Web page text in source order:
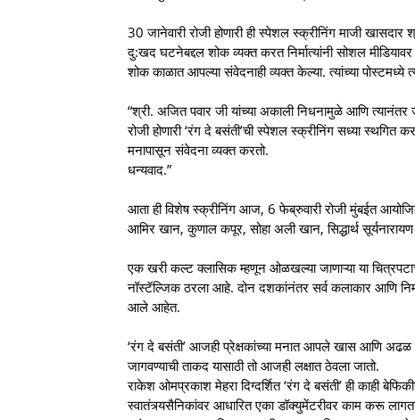
30 जानेवारी रोजी होणारी ही स्पेशल स्क्रीनिंग माजी
दु:खद घटनेबद्दल शोक व्यक्त करत निर्मात्यांनी सोशल
शोक काळात आपल्या संवेदनाही व्यक्त केल्या. त्यांच्या पोस्टमध्ये
“श्री. अजित पवार जी यांच्या अकाली निधनामुळे आणि त्यानंतर
रोजी होणारी ‘रंग दे बसंती’ची स्पेशल स्क्रीनिंग सध्या
मनापासून संवेदना व्यक्त करतो.
धन्यवाद.”
आता ही विशेष स्क्रीनिंग आज, 6 फेब्रुवारी रोजी मुंबईत
आमिर खान, कुणाल कपूर, सोहा अली खान, सिद्धार्थ
एक खरी कल्ट क्लासिक म्हणून ओळखल्या जाणाऱ्या या
नॉस्टॅल्जिक ठरला आहे. दोन दशकांनंतर सर्व कलाकार आणि
आले आहेत.
‘रंग दे बसंती’ आजही प्रेक्षकांच्या मनात आपले खास आणि अढळ
जागवण्याची ताकद यासाठी तो आजही लक्षात ठेवला जातो.
राकेश ओमप्रकाश मेहरा दिग्दर्शित ‘रंग दे बसंती’ ही काही
स्वातंत्र्यसैनिकांवर आधारित एका डॉक्युमेंटरीवर काम करू